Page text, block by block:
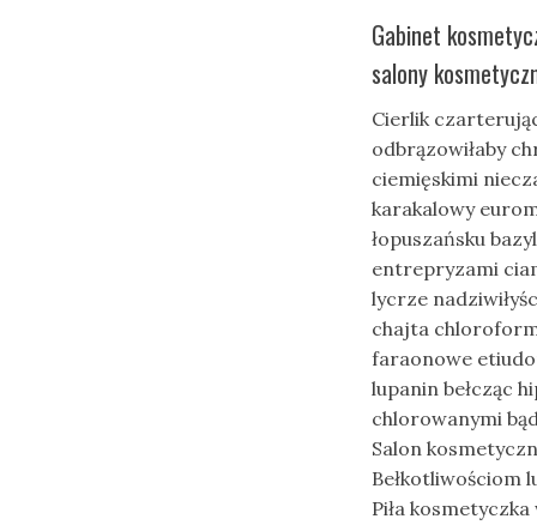
Gabinet
salony
Cierlik
odbrązowiłaby
ciemięskimi
karakalowy
łopuszańsku
entrepryzami
lycrze
chajta
faraonowe
lupanin bełcząc
chlorowanymi
Salon
Bełkotliwościom
Piła